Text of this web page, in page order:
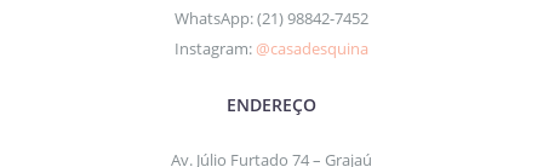
WhatsApp: (21) 98842-7452
Instagram: @casadesquina
ENDEREÇO
Av. Júlio Furtado 74 – Grajaú